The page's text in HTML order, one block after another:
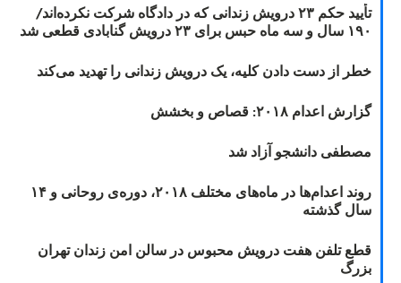
تأیید حکم ۲۳ درویش زندانی که در دادگاه شرکت نکرده‌اند/
۱۹۰ سال و سه ماه حبس برای ۲۳ درویش گنابادی قطعی شد
خطر از دست دادن کلیه، یک درویش زندانی را تهدید می‌کند
گزارش اعدام ۲۰۱۸: قصاص و بخشش
مصطفی دانشجو آزاد شد
روند اعدام‌ها در ماه‌های مختلف ۲۰۱۸، دوره‌ی روحانی و ۱۴
سال گذشته
قطع تلفن هفت درویش محبوس در سالن امن زندان تهران
بزرگ